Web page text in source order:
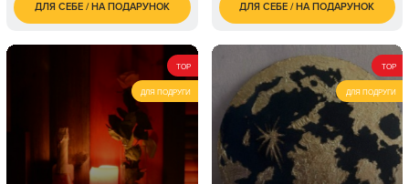
1 500
грн
грн
ДЛЯ СЕБЕ / НА ПОДАРУНОК
6 ос. / від 1 до 2
годин/200 куль
грн
6 ос. / від 1 до 2
годин/300 куль
4 500
грн
6 ос. / від 1 до 2
годин/500 куль
6 000
грн
ДЛЯ СЕБЕ / НА ПОДАРУНОК
TOP
ДЛЯ ПОДРУГИ
TOP
ДЛЯ ПОДРУГИ